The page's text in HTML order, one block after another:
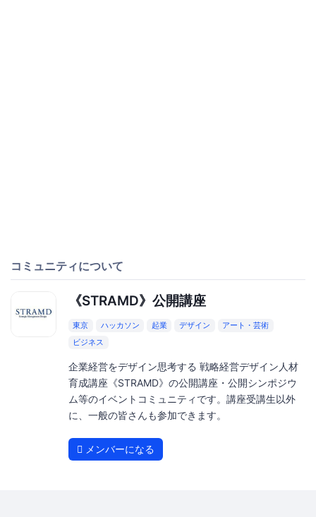
コミュニティについて
《STRAMD》公開講座
東京 ハッカソン 起業 デザイン
アート・芸術
ビジネス
企業経営をデザイン思考する 戦略経営デザイン人材
育成講座《STRAMD》の公開講座・公開シンポジウ
ム等のイベントコミュニティです。講座受講生以外
に、一般の皆さんも参加できます。
メンバーになる